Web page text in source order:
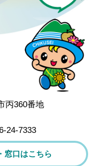
筑西市
丙360番地
24-7333
窓口はこちら